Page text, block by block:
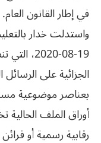
في إطار القانون العام.
19-08-
الجزائية على
بعناصر موضوعية
أوراق الملف الحالية
رقابية رسمية أو